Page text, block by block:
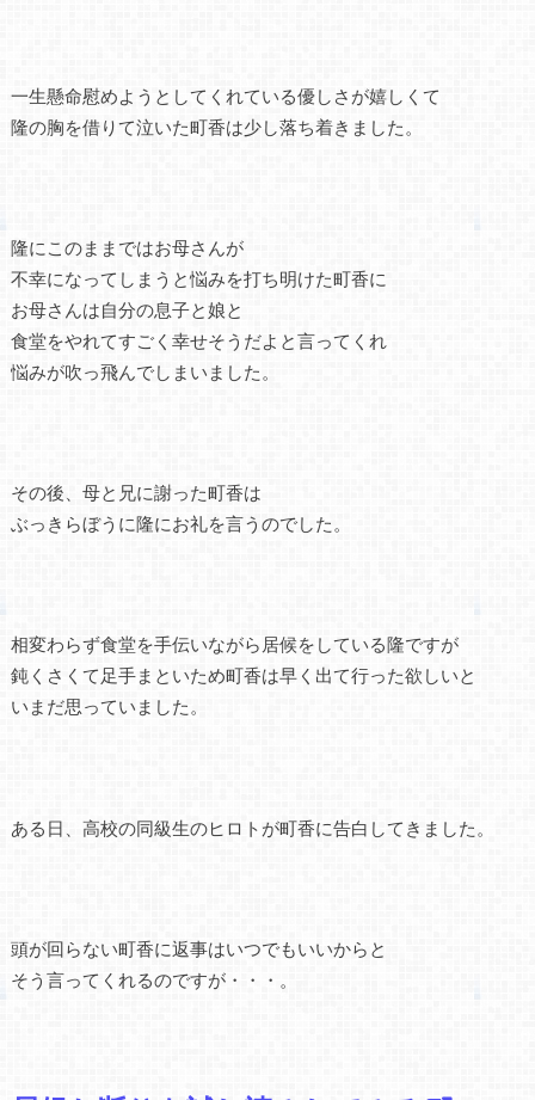
一生懸命慰めようとしてくれている優しさが嬉しくて
隆の胸を借りて泣いた町香は少し落ち着きました。
隆にこのままではお母さんが
不幸になってしまうと悩みを打ち明けた町香に
お母さんは自分の息子と娘と
食堂をやれてすごく幸せそうだよと言ってくれ
悩みが吹っ飛んでしまいました。
その後、母と兄に謝った町香は
ぶっきらぼうに隆にお礼を言うのでした。
相変わらず食堂を手伝いながら居候をしている隆ですが
鈍くさくて足手まといため町香は早く出て行った欲しいと
いまだ思っていました。
ある日、高校の同級生のヒロトが町香に告白してきました。
頭が回らない町香に返事はいつでもいいからと
そう言ってくれるのですが・・・。